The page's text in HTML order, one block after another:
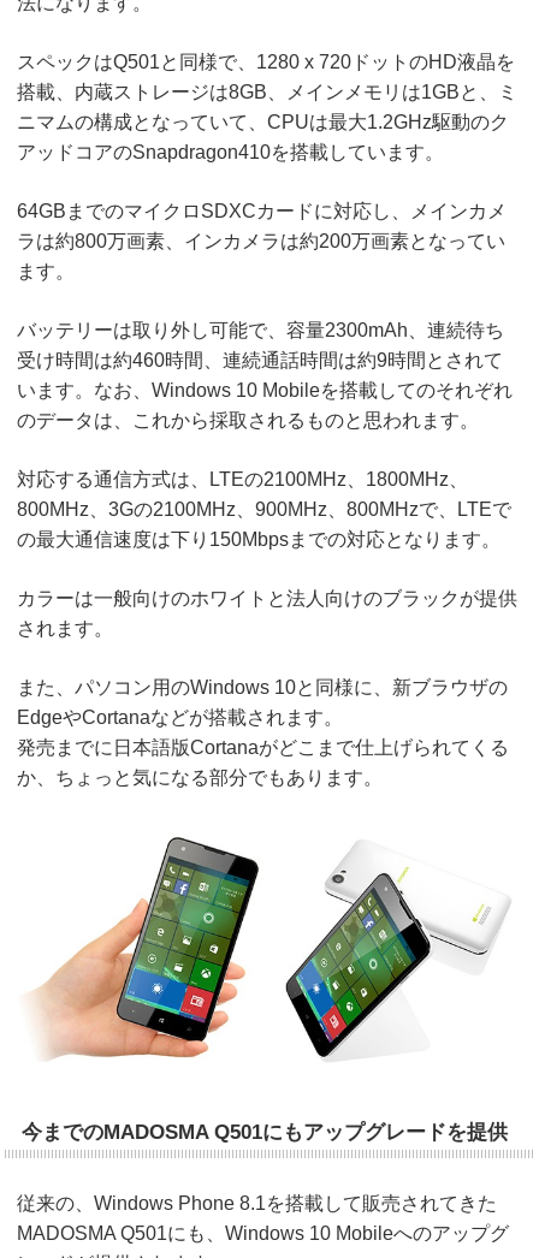
スペックはQ501と同様で、1280 x 720ドットのHD液晶を
搭載、内蔵ストレージは8GB、メインメモリは1GBと、ミ
ニマムの構成となっていて、CPUは最大1.2GHz駆動のク
アッドコアのSnapdragon410を搭載しています。
64GBまでのマイクロSDXCカードに対応し、メインカメ
ラは約800万画素、インカメラは約200万画素となってい
ます。
バッテリーは取り外し可能で、容量2300mAh、連続待ち
受け時間は約460時間、連続通話時間は約9時間とされて
います。なお、Windows 10 Mobileを搭載してのそれぞれ
のデータは、これから採取されるものと思われます。
対応する通信方式は、LTEの2100MHz、1800MHz、
800MHz、3Gの2100MHz、900MHz、800MHzで、LTEで
の最大通信速度は下り150Mbpsまでの対応となります。
カラーは一般向けのホワイトと法人向けのブラックが提供
されます。
また、パソコン用のWindows 10と同様に、新ブラウザの
EdgeやCortanaなどが搭載されます。
発売までに日本語版Cortanaがどこまで仕上げられてくる
か、ちょっと気になる部分でもあります。
今までのMADOSMA Q501にもアップグレードを提供
従来の、Windows Phone 8.1を搭載して販売されてきた
MADOSMA Q501にも、Windows 10 Mobileへのアップグ